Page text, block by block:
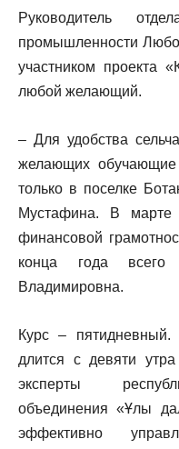
Руководитель
промышленности
участником проекта
любой желающий.
– Для удобства
желающих обучающие
только в поселке
Мустафина. В марте
финансовой
конца года
Владимировна.
Курс –
длится с девяти
эксперты
объединения «Ұлы
эффективно